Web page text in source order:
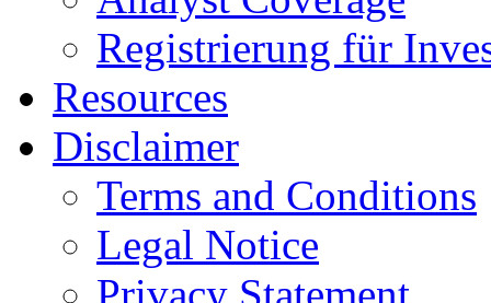
Registrierung für
Resources
Disclaimer
Terms and Conditions
Legal Notice